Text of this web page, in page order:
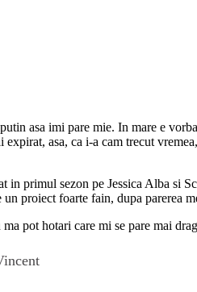
asa imi pare mie. In mare e
expirat, asa, ca i-a cam trecut
in primul sezon pe Jessica Alba si
proiect foarte fain, dupa parerea
pot hotari care mi se pare mai